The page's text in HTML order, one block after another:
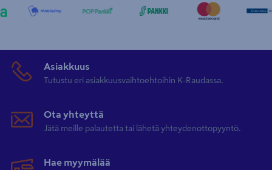
Asiakkuus
Tutustu eri asiakkuusvaihtoehtoihin K-Raudassa.
Ota yhteyttä
Jätä meille palautetta tai lähetä yhteydenottopyyntö.
Hae myymälää